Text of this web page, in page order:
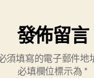
發佈留言
須填寫的電子郵件地
必填欄位標示為 *